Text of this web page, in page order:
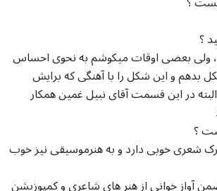
؟
ولی بعضی اوقات میکوشم به نحوی احساس
بدهم و این شکل را با آهنگی که برایش
در این قسمت آقای نبیل غمین همکار
؟
شعری خوبی دارد و به هنرموسیقی نیز خوب
آواز خوانی از هنر های شاعری و کمپوزیشن